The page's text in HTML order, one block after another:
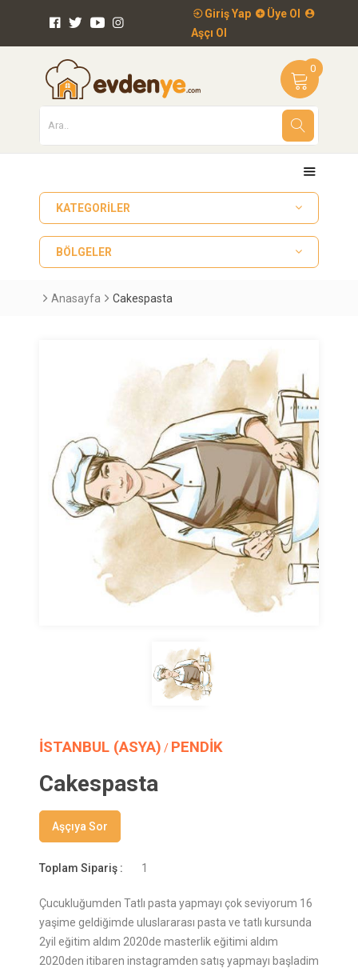
Giriş Yap
Üye Ol
Aşçı Ol
0
KATEGORILER
BÖLGELER
Anasayfa Cakespasta
İSTANBUL (ASYA) / PENDİK
Cakespasta
Aşçıya Sor
Toplam Sipariş : 1
Çucukluğumden Tatlı pasta yapmayı çok seviyorum 16
yaşime geldiğimde uluslararası pasta ve tatlı kursunda
2yil eğitim aldım 2020de masterlik eğitimi aldım
2020den itibaren instagramden satış yapmayı başladim